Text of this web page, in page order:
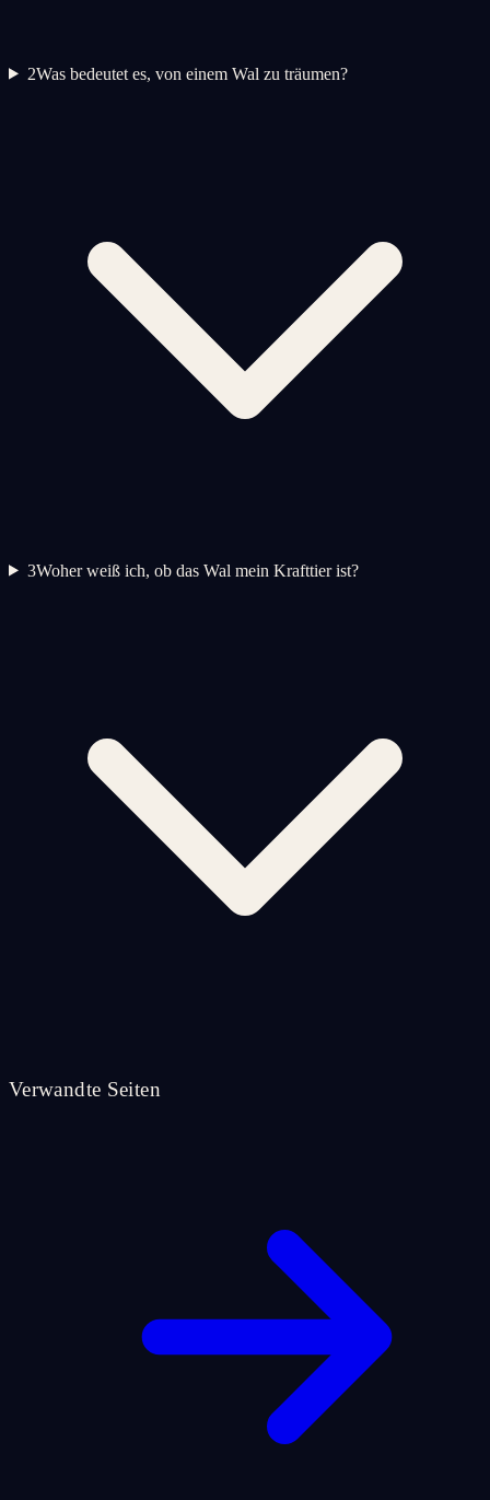
2Was bedeutet es, von einem Wal zu träumen?
3Woher weiß ich, ob das Wal mein Krafttier ist?
Verwandte Seiten